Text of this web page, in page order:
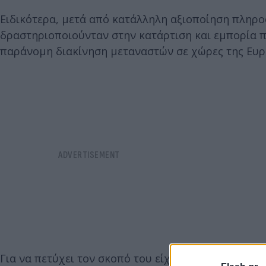
Ειδικότερα, μετά από κατάλληλη αξιοποίηση
δραστηριοποιούνταν στην κατάρτιση και
παράνομη διακίνηση μεταναστών σε χώρες της
Για να πετύχει τον σκοπό του είχε εγκαταστήσει